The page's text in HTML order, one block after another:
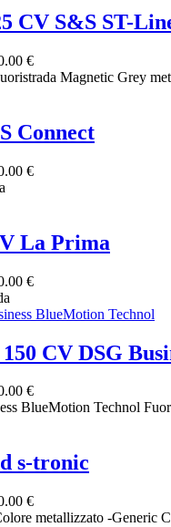
CV S&S ST-
€
Magnetic Grey
Connect
€
La Prima
€
CV DSG
€
BlueMotion Technol
s-tronic
€
metallizzato -